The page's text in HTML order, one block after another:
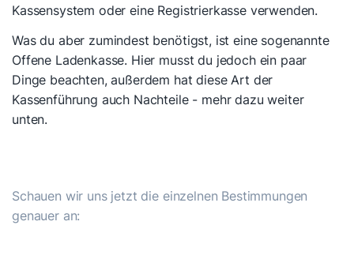
Kassensystem oder eine Registrierkasse verwenden.
Was du aber zumindest benötigst, ist eine sogenannte
Offene Ladenkasse. Hier musst du jedoch ein paar
Dinge beachten, außerdem hat diese Art der
Kassenführung auch Nachteile - mehr dazu weiter
unten.
Schauen wir uns jetzt die einzelnen Bestimmungen
genauer an: